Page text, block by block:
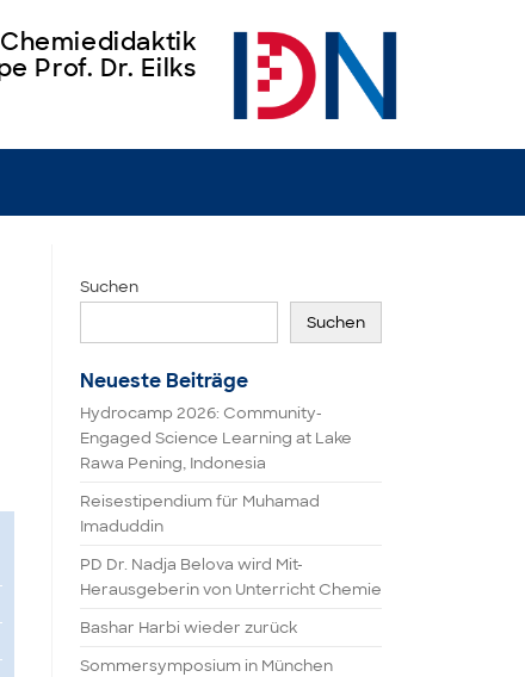
Prof. Dr. Eilks
Suchen
Suchen
Neueste Beiträge
Hydrocamp 2026: Community-
Engaged Science Learning at Lake
Rawa Pening, Indonesia
Reisestipendium für Muhamad
Imaduddin
PD Dr. Nadja Belova wird Mit-
Herausgeberin von Unterricht Chemie
Bashar Harbi wieder zurück
Sommersymposium in München